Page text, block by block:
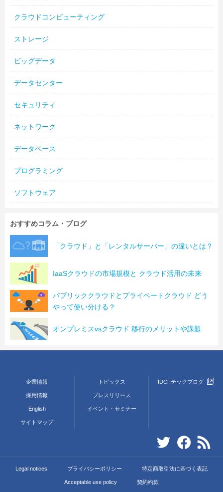
クラウドコンピューティング
ストレージ
ビッグデータ
データセンター
セキュリティ
ネットワーク
データベース
プログラミング
ソフトウェア
おすすめコラム・ブログ
「クラウド」と「レンタルサーバー」の違いとは？
IaaSクラウドの市場規模と クラウド活用の未来
パブリッククラウドとプライベートクラウド どう
やって使い分ける？
オンプレミスvsクラウド 移行のメリットや課題
企業情報
採用情報
English
サイトマップ
トピックス
プレスリリース
イベント・セミナー
IDCFテックブログ
Legal notices プライバシーポリシー 特定商取引法に基づく表記
Acceptable use policy 契約約款